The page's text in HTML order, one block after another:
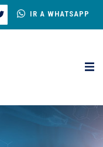
IR A WHATSAPP